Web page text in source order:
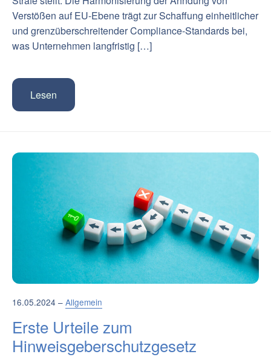
Verstößen auf EU-Ebene trägt zur Schaffung einheitlicher
und grenzüberschreitender Compliance-Standards bei,
was Unternehmen langfristig […]
Lesen
16.05.2024 – Allgemein
Erste Urteile zum
Hinweisgeberschutzgesetz